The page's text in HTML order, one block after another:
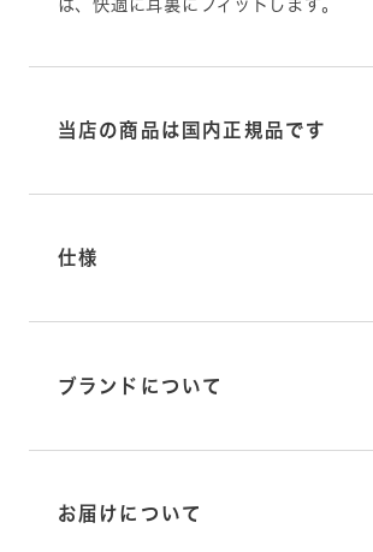
は、快適に耳裏にフィットします。
当店の商品は国内正規品です
仕様
ブランドについて
お届けについて